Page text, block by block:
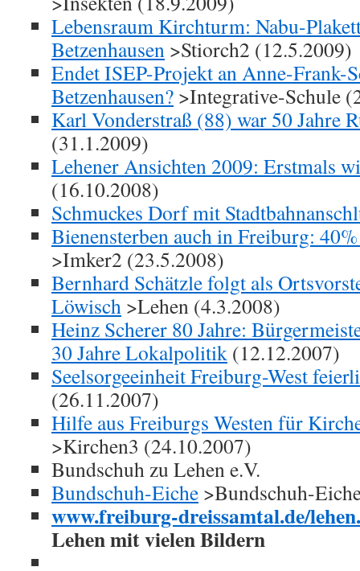
Lebensraum Kirchturm: Nabu-
Betzenhausen >Stiorch2 (12.5.2009)
Endet ISEP-Projekt an Anne-Frank-
Betzenhausen? >Integrative-Schule
Karl Vonderstraß (88) war 50 Jahre
(31.1.2009)
Lehener Ansichten 2009: Erstmals
(16.10.2008)
Schmuckes Dorf mit
Bienensterben auch in Freiburg:
>Imker2 (23.5.2008)
Bernhard Schätzle folgt als
Löwisch >Lehen (4.3.2008)
Heinz Scherer 80 Jahre:
30 Jahre Lokalpolitik (12.12.2007)
Seelsorgeeinheit Freiburg-West
(26.11.2007)
Hilfe aus Freiburgs Westen für
>Kirchen3 (24.10.2007)
Bundschuh zu Lehen e.V.
Bundschuh-Eiche >Bundschuh-
www.freiburg-dreissamtal.de/
Lehen mit vielen Bildern